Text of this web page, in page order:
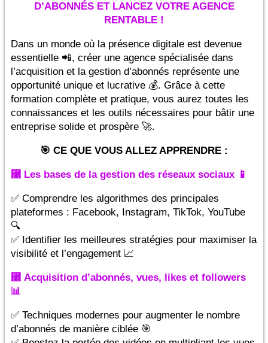
D’ABONNÉS ET LANCEZ VOTRE AGENCE
RENTABLE !
Dans un monde où la présence digitale est devenue
essentielle 📲, créer une agence spécialisée dans
l’acquisition et la gestion d’abonnés représente une
opportunité unique et lucrative 💰. Grâce à cette
formation complète et pratique, vous aurez toutes les
connaissances et les outils nécessaires pour bâtir une
entreprise solide et prospère 🚀.
🎯 CE QUE VOUS ALLEZ APPRENDRE :
⿡ Les bases de la gestion des réseaux sociaux 📱
✅ Comprendre les algorithmes des principales
plateformes : Facebook, Instagram, TikTok, YouTube
🔍
✅ Identifier les meilleures stratégies pour maximiser la
visibilité et l’engagement 📈
⿢ Acquisition d’abonnés, vues, likes et followers
📊
✅ Techniques modernes pour augmenter le nombre
d’abonnés de manière ciblée 🎯